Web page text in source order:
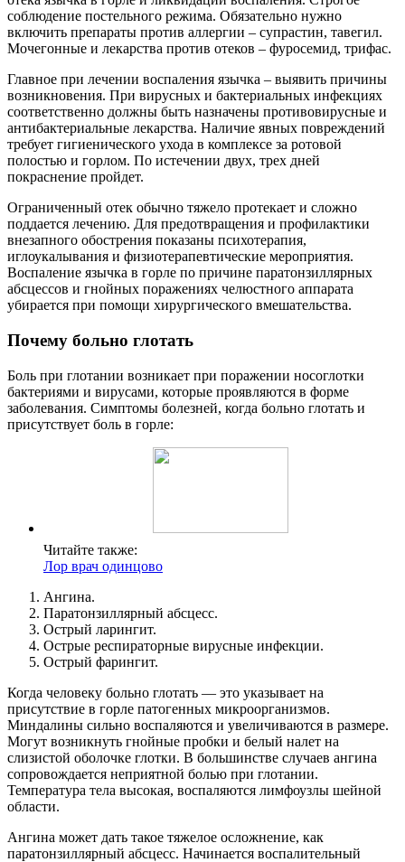
соблюдение постельного режима. Обязательно нужно
включить препараты против аллергии – супрастин, тавегил.
Мочегонные и лекарства против отеков – фуросемид, трифас.
Главное при лечении воспаления язычка – выявить причины
возникновения. При вирусных и бактериальных инфекциях
соответственно должны быть назначены противовирусные и
антибактериальные лекарства. Наличие явных повреждений
требует гигиенического ухода в комплексе за ротовой
полостью и горлом. По истечении двух, трех дней
покраснение пройдет.
Ограниченный отек обычно тяжело протекает и сложно
поддается лечению. Для предотвращения и профилактики
внезапного обострения показаны психотерапия,
иглоукалывания и физиотерапевтические мероприятия.
Воспаление язычка в горле по причине паратонзиллярных
абсцессов и гнойных поражениях челюстного аппарата
убирается при помощи хирургического вмешательства.
Почему больно глотать
Боль при глотании возникает при поражении носоглотки
бактериями и вирусами, которые проявляются в форме
заболевания. Симптомы болезней, когда больно глотать и
присутствует боль в горле:
Читайте также:
Лор врач одинцово
Ангина.
Паратонзиллярный абсцесс.
Острый ларингит.
Острые респираторные вирусные инфекции.
Острый фарингит.
Когда человеку больно глотать — это указывает на
присутствие в горле патогенных микроорганизмов.
Миндалины сильно воспаляются и увеличиваются в размере.
Могут возникнуть гнойные пробки и белый налет на
слизистой оболочке глотки. В большинстве случаев ангина
сопровождается неприятной болью при глотании.
Температура тела высокая, воспаляются лимфоузлы шейной
области.
Ангина может дать такое тяжелое осложнение, как
паратонзиллярный абсцесс. Начинается воспалительный